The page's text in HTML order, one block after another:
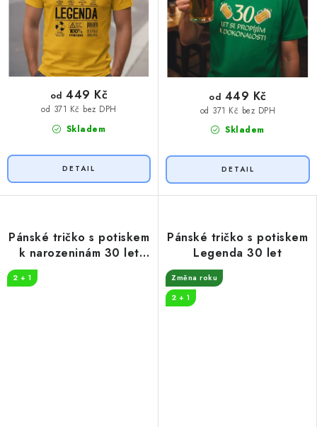
Skladem
od 371 Kč bez DPH
od 449 Kč
Skladem
od 371 Kč bez DPH
od 449 Kč
Pánské tričko s potiskem
k narozeninám 30 let
2 + 1
Pánské tričko s potiskem
Legenda 30 let
Změna roku
2 + 1